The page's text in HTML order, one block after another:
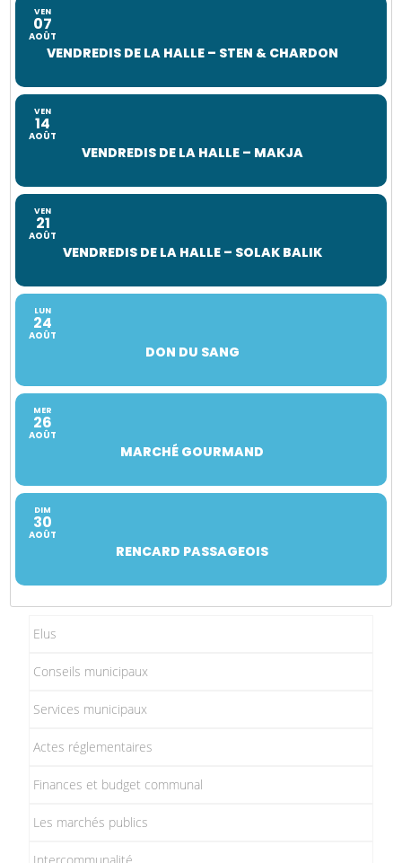
VEN
07
AOÛT
VENDREDIS DE LA HALLE – STEN & CHARDON
VEN
14
AOÛT
VENDREDIS DE LA HALLE – MAKJA
VEN
21
AOÛT
VENDREDIS DE LA HALLE – SOLAK BALIK
LUN
24
AOÛT
DON DU SANG
MER
26
AOÛT
MARCHÉ GOURMAND
DIM
30
AOÛT
RENCARD PASSAGEOIS
Elus
Conseils municipaux
Services municipaux
Actes réglementaires
Finances et budget communal
Les marchés publics
Intercommunalité